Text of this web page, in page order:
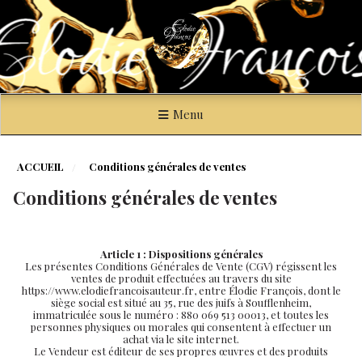
Menu
ACCUEIL Conditions générales de ventes
Conditions générales de ventes
Article 1 : Dispositions générales
Les présentes Conditions Générales de Vente (CGV) régissent les
ventes de produit effectuées au travers du site
https://www.elodiefrancoisauteur.fr, entre Élodie François, dont le
siège social est situé au 35, rue des juifs à Soufflenheim,
immatriculée sous le numéro : 880 069 513 00013, et toutes les
personnes physiques ou morales qui consentent à effectuer un
achat via le site internet.
Le Vendeur est éditeur de ses propres œuvres et des produits
Panneau de gestion des cookies